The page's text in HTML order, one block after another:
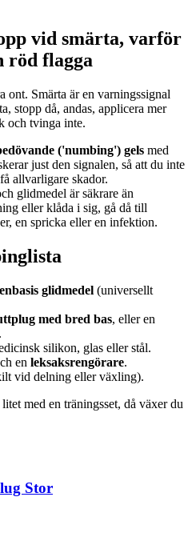
vid smärta, varför
röd flagga
ont. Smärta är en varningssignal
stopp då, andas, applicera mer
och tvinga inte.
('numbing') gels med
just den signalen, så att du inte
allvarligare skador.
glidmedel är säkrare än
eller klåda i sig, gå då till
en spricka eller en infektion.
glidmedel (universellt
med bred bas, eller en
silikon, glas eller stål.
en leksaksrengörare.
vid delning eller växling).
med en träningsset, då växer du
Stor